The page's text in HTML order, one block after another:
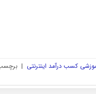
کسب درآمد اینترنتی |